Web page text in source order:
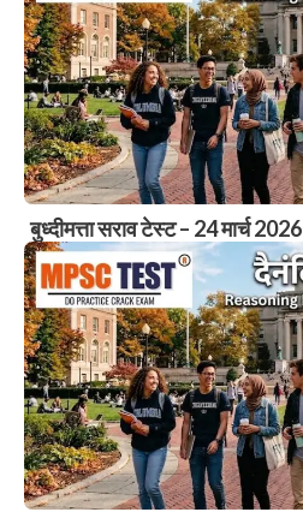
बुध्दीमत्ता सराव टेस्ट – 24 मार्च 2026